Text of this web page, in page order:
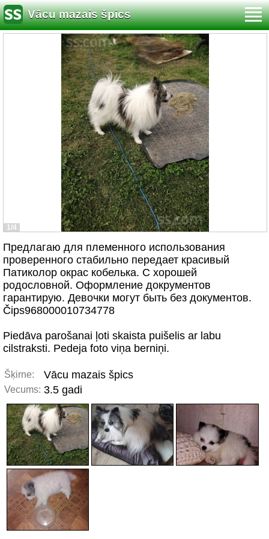
Vācu mazais špics
1/4
Предлагаю для племенного использования
проверенного стабильно передает красивый
Патиколор окрас кобелька. С хорошей
родословной. Оформление докpументов
гарантирую. Девочки могут быть без документов.
Čips968000010734778
Piedāva parošanai ļoti skaista puišelis ar labu
cilstraksti. Pedeja foto viņa berniņi.
Šķirne: Vācu mazais špics
Vecums: 3.5 gadi